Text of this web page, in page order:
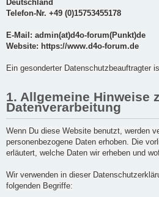
Deutschland
Telefon-Nr. +49 (0)15753455178
E-Mail: admin(at)d4o-forum(Punkt)de
Website: https://www.d4o-forum.de
Ein gesonderter Datenschutzbeauftragter
1. Allgemeine Hinweise
Datenverarbeitung
Wenn Du diese Website benutzt, werden
personenbezogene Daten erhoben. Die
erläutert, welche Daten wir erheben und
Wir verwenden in dieser
folgenden Begriffe: